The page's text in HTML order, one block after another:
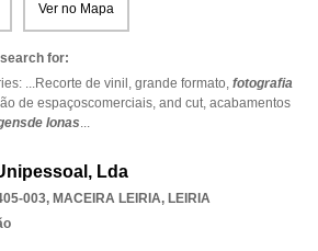
Ver no Mapa
for:
...Recorte de vinil, grande formato, fotografia
de espaçoscomerciais, and cut, acabamentos
lonas...
Lda
003, MACEIRA LEIRIA, LEIRIA